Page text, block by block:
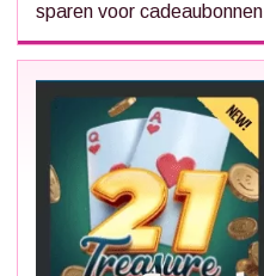
sparen voor cadeaubonnen